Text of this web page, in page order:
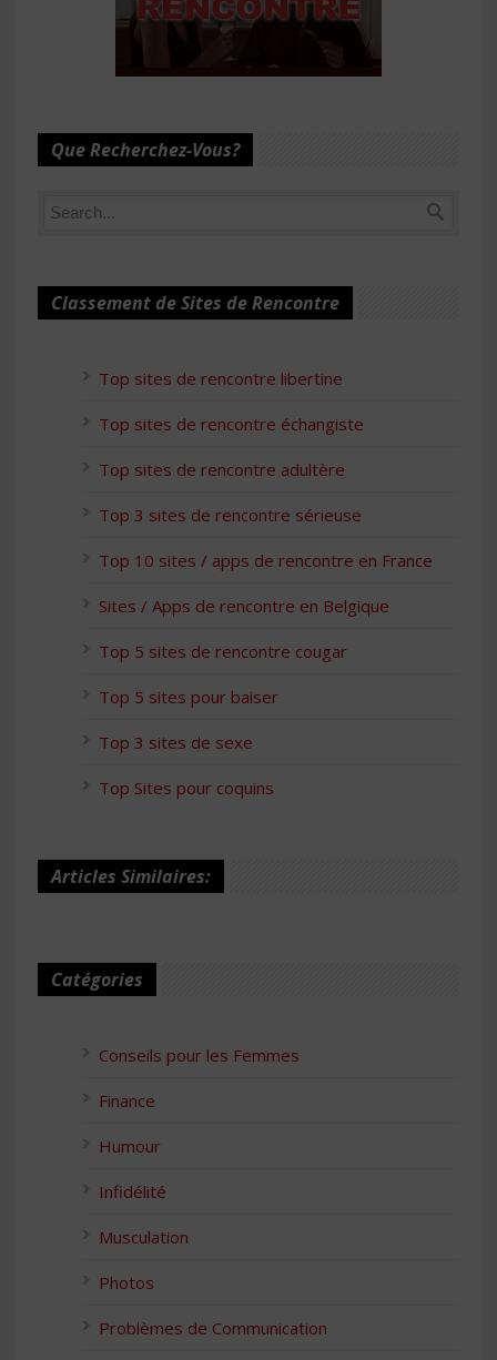
Que Recherchez-Vous?
Classement de Sites de Rencontre
Top sites de rencontre libertine
Top sites de rencontre échangiste
Top sites de rencontre adultère
Top 3 sites de rencontre sérieuse
Top 10 sites / apps de rencontre en France
Sites / Apps de rencontre en Belgique
Top 5 sites de rencontre cougar
Top 5 sites pour baiser
Top 3 sites de sexe
Top Sites pour coquins
Articles Similaires:
Catégories
Conseils pour les Femmes
Finance
Humour
Infidélité
Musculation
Photos
Problèmes de Communication